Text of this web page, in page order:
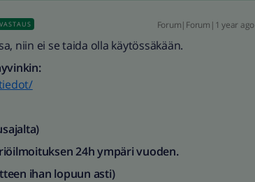
VASTAUS Forum|Forum|1 year ago
niin ei se taida olla käytössäkään.
24h ympäri vuoden.
ihan lopuun asti)